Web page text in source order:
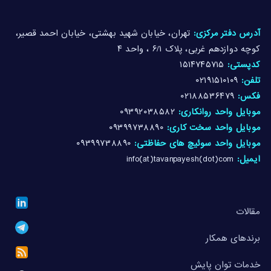
مقالات
برندهای همکار
خدمات توان پایش
آدرس دفتر مرکزی: تهران، خیابان شهید بهشتی، خیابان احمد قصیر،
کوچه دوازدهم غربی، پلاک ۶/۱ ، واحد ۴
کدپستی: ۱۵۱۴۷۴۵۷۱۵
تلفن: ۰۲۱۹۱۵۱۰۱۰۹
فکس: ۰۲۱۸۸۵۳۶۴۷۹
موبایل واحد روانکاری: ۰۹۳۹۲۰۳۸۵۸۲
موبایل واحد سخت کاری: ۰۹۳۹۹۷۳۸۸۹۰
موبایل واحد سوئیچ های حفاظتی: ۰۹۳۹۹۷۳۸۸۹۰
ایمیل: info(at)tavanpayesh(dot)com